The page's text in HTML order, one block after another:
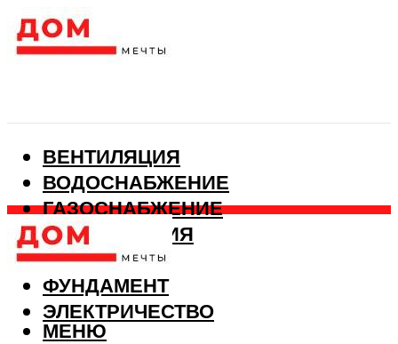
ВЕНТИЛЯЦИЯ
ВОДОСНАБЖЕНИЕ
ГАЗОСНАБЖЕНИЕ
КАНАЛИЗАЦИЯ
ОТОПЛЕНИЕ
ФУНДАМЕНТ
ЭЛЕКТРИЧЕСТВО
МЕНЮ